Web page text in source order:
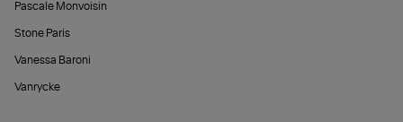
Pascale Monvoisin
Stone Paris
Vanessa Baroni
Vanrycke